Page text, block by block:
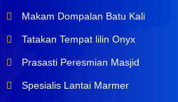
Makam Dompalan Batu Kali
Tatakan Tempat lilin Onyx
Prasasti Peresmian Masjid
Spesialis Lantai Marmer